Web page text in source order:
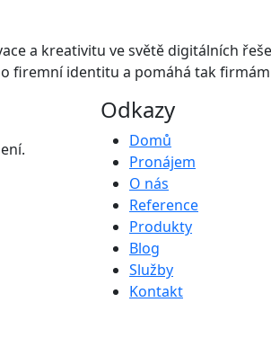
a kreativitu ve světě digitálních
firemní identitu a pomáhá tak
Odkazy
Domů
Pronájem
O nás
Reference
Produkty
Blog
Služby
Kontakt